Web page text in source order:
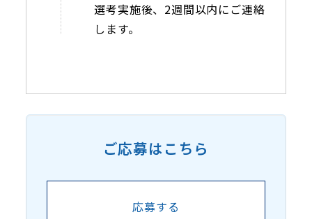
選考実施後、2週間以内にご連絡
します。
ご応募はこちら
応募する